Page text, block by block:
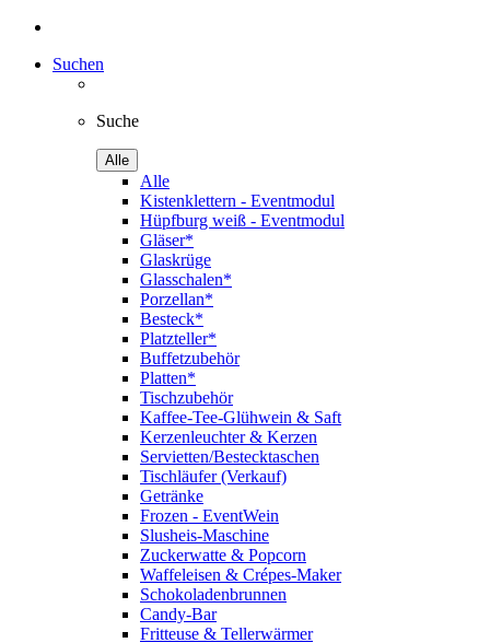
Suchen
Suche
Alle
Alle
Kistenklettern - Eventmodul
Hüpfburg weiß - Eventmodul
Gläser*
Glaskrüge
Glasschalen*
Porzellan*
Besteck*
Platzteller*
Buffetzubehör
Platten*
Tischzubehör
Kaffee-Tee-Glühwein & Saft
Kerzenleuchter & Kerzen
Servietten/Bestecktaschen
Tischläufer (Verkauf)
Getränke
Frozen - EventWein
Slusheis-Maschine
Zuckerwatte & Popcorn
Waffeleisen & Crépes-Maker
Schokoladenbrunnen
Candy-Bar
Fritteuse & Tellerwärmer